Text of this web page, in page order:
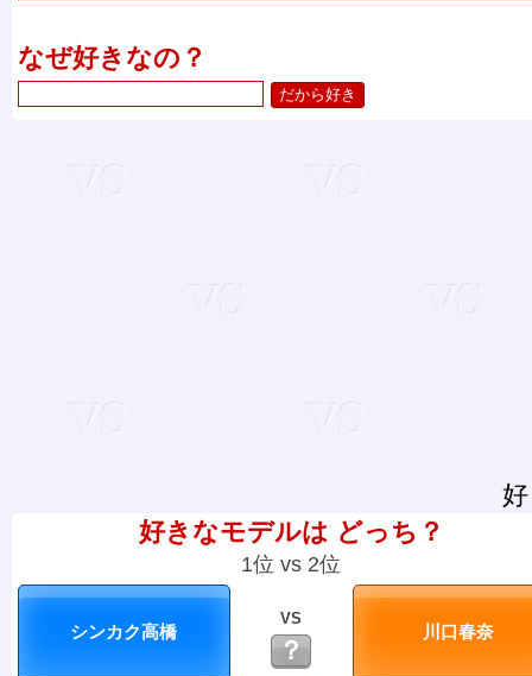
なぜ好きなの？
好きなモデルは どっち？
1位 vs 2位
VS
？